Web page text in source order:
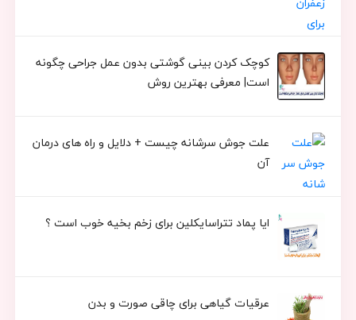
کوچک کردن بینی گوشتی بدون عمل جراحی چگونه
است| معرفی بهترین روش
علت جوش سرشانه چیست + دلایل و راه های درمان
آن
ایا پماد تتراسایکلین برای زخم بخیه خوب است ؟
عرقیات گیاهی برای چاقی صورت و بدن